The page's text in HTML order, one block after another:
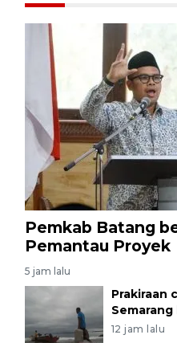
Pemkab Batang
Pemantau Proyek
5 jam lalu
Prakiraan
12 jam lalu